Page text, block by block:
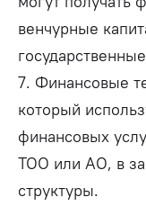
венчурные
7. Финансовые
который
финансовых
ТОО или АО, в
структуры.